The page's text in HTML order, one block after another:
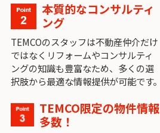
本質的なコンサルティ
ング
TEMCOのスタッフは不動産仲介だけ
ではなくリフォームやコンサルティ
ングの知識も豊富なため、多くの選
択肢から最適な情報提供が可能です。
TEMCO限定の物件情報
多数！